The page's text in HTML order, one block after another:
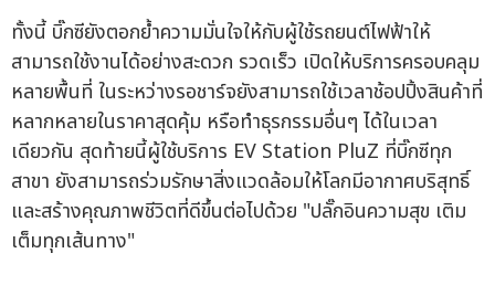
ทั้งนี้ บิ๊กซียังตอกย้ำความมั่นใจให้กับผู้ใช้รถยนต์ไฟฟ้าให้
สามารถใช้งานได้อย่างสะดวก รวดเร็ว เปิดให้บริการครอบคลุม
หลายพื้นที่ ในระหว่างรอชาร์จยังสามารถใช้เวลาช้อปปิ้งสินค้าที่
หลากหลายในราคาสุดคุ้ม หรือทำธุรกรรมอื่นๆ ได้ในเวลา
เดียวกัน สุดท้ายนี้ผู้ใช้บริการ EV Station PluZ ที่บิ๊กซีทุก
สาขา ยังสามารถร่วมรักษาสิ่งแวดล้อมให้โลกมีอากาศบริสุทธิ์
และสร้างคุณภาพชีวิตที่ดีขึ้นต่อไปด้วย "ปลั๊กอินความสุข เติม
เต็มทุกเส้นทาง"